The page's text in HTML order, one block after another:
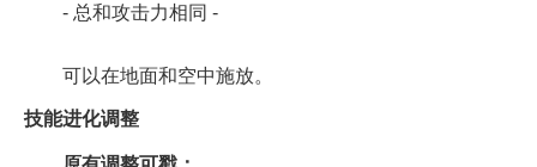
- 总和攻击力相同 -
可以在地面和空中施放。
技能进化调整